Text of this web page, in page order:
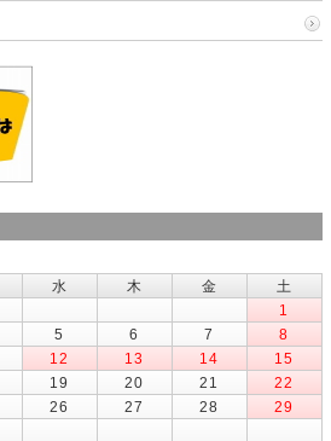
水 木 金
土
1
5 6 7
8
12 13 14
15
19 20 21
22
26 27 28
29